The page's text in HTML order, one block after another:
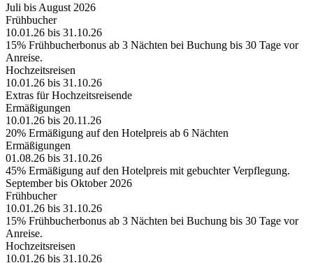
Juli bis August 2026
Frühbucher
10.01.26 bis 31.10.26
15% Frühbucherbonus ab 3 Nächten bei Buchung bis 30 Tage vor
Anreise.
Hochzeitsreisen
10.01.26 bis 31.10.26
Extras für Hochzeitsreisende
Ermäßigungen
10.01.26 bis 20.11.26
20% Ermäßigung auf den Hotelpreis ab 6 Nächten
Ermäßigungen
01.08.26 bis 31.10.26
45% Ermäßigung auf den Hotelpreis mit gebuchter Verpflegung.
September bis Oktober 2026
Frühbucher
10.01.26 bis 31.10.26
15% Frühbucherbonus ab 3 Nächten bei Buchung bis 30 Tage vor
Anreise.
Hochzeitsreisen
10.01.26 bis 31.10.26